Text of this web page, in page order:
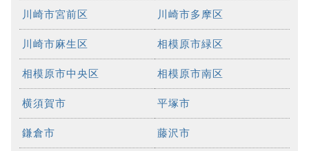
川崎市宮前区 川崎市多摩区
川崎市麻生区 相模原市緑区
相模原市中央区 相模原市南区
横須賀市 平塚市
鎌倉市 藤沢市